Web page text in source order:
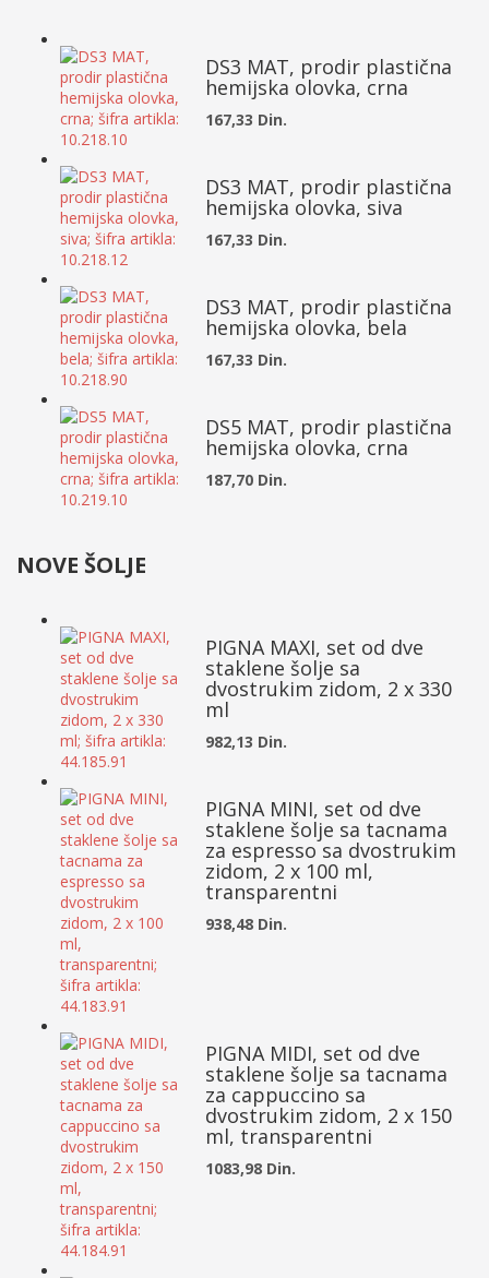
DS3 MAT, prodir plastična
hemijska olovka, crna
167,33 Din.
DS3 MAT, prodir plastična
hemijska olovka, siva
167,33 Din.
DS3 MAT, prodir plastična
hemijska olovka, bela
167,33 Din.
DS5 MAT, prodir plastična
hemijska olovka, crna
187,70 Din.
NOVE ŠOLJE
PIGNA MAXI, set od dve
staklene šolje sa
dvostrukim zidom, 2 x 330
ml
982,13 Din.
PIGNA MINI, set od dve
staklene šolje sa tacnama
za espresso sa dvostrukim
zidom, 2 x 100 ml,
transparentni
938,48 Din.
PIGNA MIDI, set od dve
staklene šolje sa tacnama
za cappuccino sa
dvostrukim zidom, 2 x 150
ml, transparentni
1083,98 Din.